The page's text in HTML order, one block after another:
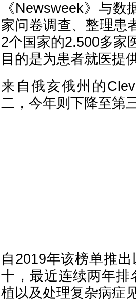
《Newsweek》与
家问卷调查、整理患
2个国家的2.500多家
目的是为患者就医提
来自俄亥俄州的
二，今年则下降至第
自2019年该榜单推
十，最近连续两年
植以及处理复杂病症